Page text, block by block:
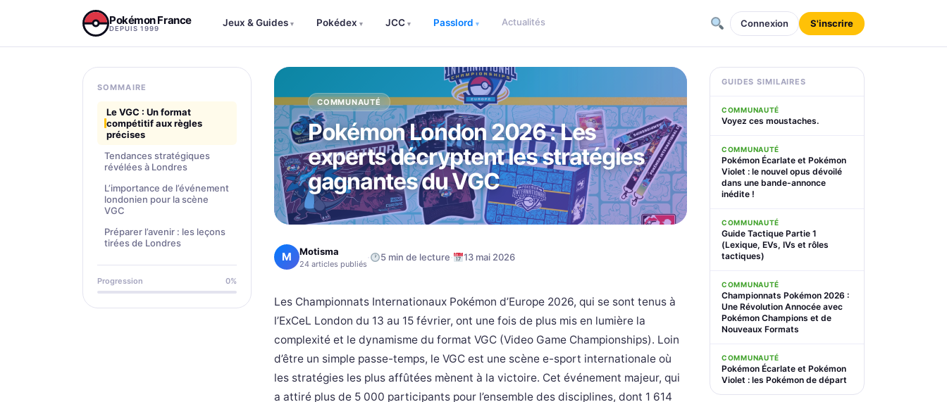
Pokémon France
DEPUIS 1999
Jeux & Guides ▾ Pokédex ▾ JCC ▾ Passlord ▾ Actualités Connexion S'inscrire
SOMMAIRE
Le VGC : Un format
compétitif aux règles
précises
Tendances stratégiques
révélées à Londres
L’importance de l’événement
londonien pour la scène
VGC
Préparer l’avenir : les leçons
tirées de Londres
Progression 0%
COMMUNAUTÉ
Pokémon London 2026 : Les
experts décryptent les stratégies
gagnantes du VGC
M Motisma
24 articles publiés · 5 min de lecture· 13 mai 2026
Les Championnats Internationaux Pokémon d’Europe 2026, qui se sont tenus à
l’ExCeL London du 13 au 15 février, ont une fois de plus mis en lumière la
complexité et le dynamisme du format VGC (Video Game Championships). Loin
d’être un simple passe-temps, le VGC est une scène e-sport internationale où
les stratégies les plus affûtées mènent à la victoire. Cet événement majeur, qui
a attiré plus de 5 000 participants pour l’ensemble des disciplines, dont 1 614
GUIDES SIMILAIRES
COMMUNAUTÉ
Voyez ces moustaches.
COMMUNAUTÉ
Pokémon Écarlate et Pokémon
Violet : le nouvel opus dévoilé
dans une bande-annonce
inédite !
COMMUNAUTÉ
Guide Tactique Partie 1
(Lexique, EVs, IVs et rôles
tactiques)
COMMUNAUTÉ
Championnats Pokémon 2026 :
Une Révolution Annocée avec
Pokémon Champions et de
Nouveaux Formats
COMMUNAUTÉ
Pokémon Écarlate et Pokémon
Violet : les Pokémon de départ